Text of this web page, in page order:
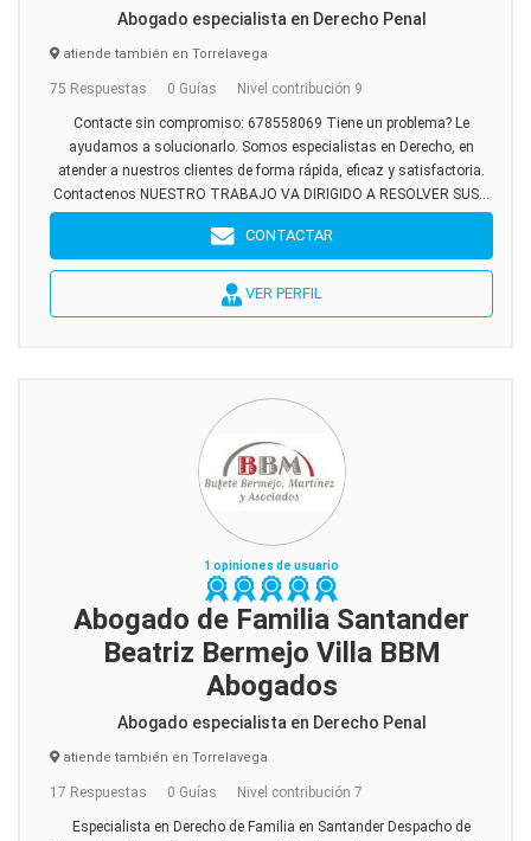
Abogado especialista en Derecho Penal
atiende también en Torrelavega
75 Respuestas 0 Guías Nivel contribución 9
Contacte sin compromiso: 678558069 Tiene un problema? Le
ayudamos a solucionarlo. Somos especialistas en Derecho, en
atender a nuestros clientes de forma rápida, eficaz y satisfactoria.
Contactenos NUESTRO TRABAJO VA DIRIGIDO A RESOLVER SUS...
CONTACTAR
VER PERFIL
1 opiniones de usuario
Abogado de Familia Santander
Beatriz Bermejo Villa BBM
Abogados
Abogado especialista en Derecho Penal
atiende también en Torrelavega
17 Respuestas 0 Guías Nivel contribución 7
Especialista en Derecho de Familia en Santander Despacho de